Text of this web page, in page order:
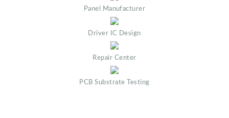
Panel Manufacturer
Driver IC Design
Repair Center
PCB Substrate Testing